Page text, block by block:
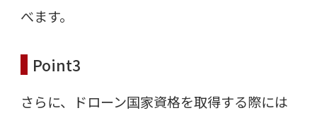
べます。
Point3
さらに、ドローン国家資格を取得する際には